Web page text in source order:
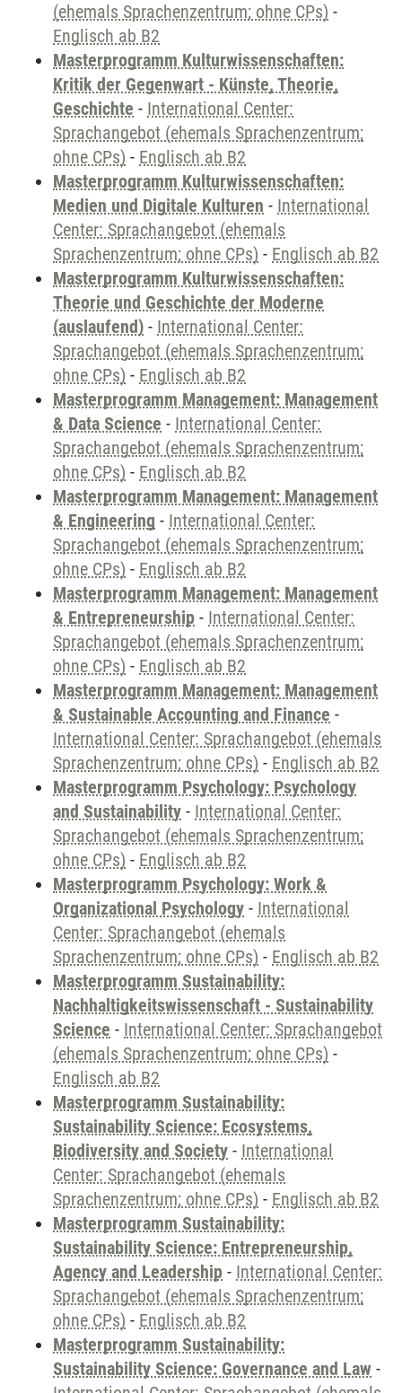
(ehemals Sprachenzentrum; ohne CPs) -
Englisch ab B2
Masterprogramm Kulturwissenschaften:
Kritik der Gegenwart - Künste, Theorie,
Geschichte - International Center:
Sprachangebot (ehemals Sprachenzentrum;
ohne CPs) - Englisch ab B2
Masterprogramm Kulturwissenschaften:
Medien und Digitale Kulturen - International
Center: Sprachangebot (ehemals
Sprachenzentrum; ohne CPs) - Englisch ab B2
Masterprogramm Kulturwissenschaften:
Theorie und Geschichte der Moderne
(auslaufend) - International Center:
Sprachangebot (ehemals Sprachenzentrum;
ohne CPs) - Englisch ab B2
Masterprogramm Management: Management
& Data Science - International Center:
Sprachangebot (ehemals Sprachenzentrum;
ohne CPs) - Englisch ab B2
Masterprogramm Management: Management
& Engineering - International Center:
Sprachangebot (ehemals Sprachenzentrum;
ohne CPs) - Englisch ab B2
Masterprogramm Management: Management
& Entrepreneurship - International Center:
Sprachangebot (ehemals Sprachenzentrum;
ohne CPs) - Englisch ab B2
Masterprogramm Management: Management
& Sustainable Accounting and Finance -
International Center: Sprachangebot (ehemals
Sprachenzentrum; ohne CPs) - Englisch ab B2
Masterprogramm Psychology: Psychology
and Sustainability - International Center:
Sprachangebot (ehemals Sprachenzentrum;
ohne CPs) - Englisch ab B2
Masterprogramm Psychology: Work &
Organizational Psychology - International
Center: Sprachangebot (ehemals
Sprachenzentrum; ohne CPs) - Englisch ab B2
Masterprogramm Sustainability:
Nachhaltigkeitswissenschaft - Sustainability
Science - International Center: Sprachangebot
(ehemals Sprachenzentrum; ohne CPs) -
Englisch ab B2
Masterprogramm Sustainability:
Sustainability Science: Ecosystems,
Biodiversity and Society - International
Center: Sprachangebot (ehemals
Sprachenzentrum; ohne CPs) - Englisch ab B2
Masterprogramm Sustainability:
Sustainability Science: Entrepreneurship,
Agency and Leadership - International Center:
Sprachangebot (ehemals Sprachenzentrum;
ohne CPs) - Englisch ab B2
Masterprogramm Sustainability:
Sustainability Science: Governance and Law -